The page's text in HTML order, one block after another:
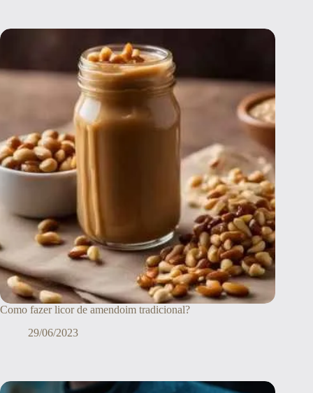
Como fazer licor de amendoim tradicional?
29/06/2023